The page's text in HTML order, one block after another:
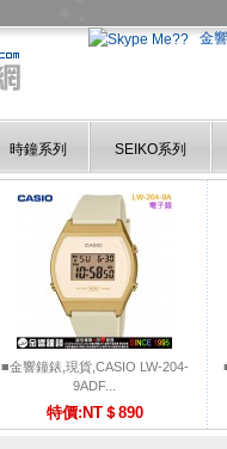
金
時鐘系列 SEIKO系列
■金響鐘錶,現貨,CASIO LW-204-
9ADF...
特價:NT＄890